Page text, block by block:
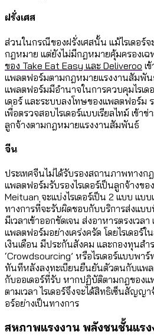
ฝรั่งเศส
ส่วนในกรณีของฝรั่งเศสนั้น แม้ไรเดอร์
กฎหมาย แต่ยังไม่มีกฎหมายคุ้มครองเฉ
ของ Take Eat Easy และ Deliveroo เ
แพลตฟอร์มตามกฎหมายแรงงานสัมพัน
แพลตฟอร์มมีอำนาจในการควบคุมไรเด
เดอร์ และระบบลงโทษของแพลตฟอร์ม
เพื่อตรวจสอบไรเดอร์แบบเรียลไทม์ เข้
ลูกจ้างตามกฎหมายแรงงานสัมพันธ์
จีน
ประเทศจีนไม่ได้รับรองสถานภาพทางก
แพลตฟอร์มรับรองไรเดอร์เป็นลูกจ้างข
Meituan จะแบ่งไรเดอร์เป็น 2 แบบ แบบ
ทางการที่จะรับผิดชอบกับบริการส่งแบบ
มีเวลาเข้าออกชัดเจน ส่งอาหารตรงเว
แพลตฟอร์มอย่างเคร่งครัด โดยไรเดอร์
เงินเดือน มีประกันสังคม และกองทุนสำ
‘Crowdsourcing’ หรือไรเดอร์แบบพา
ทันทีหลังลงทะเบียนยืนยันตัวตนกับแพ
กับออเดอร์ที่รับ หากปฏิบัติตามกฎของแ
ตามเวลา ไรเดอร์จึงจะได้สิทธิเซ็นสัญญ
อร์อย่างเป็นทางการ
สหภาพแรงงาน พลังชนชั้นแร